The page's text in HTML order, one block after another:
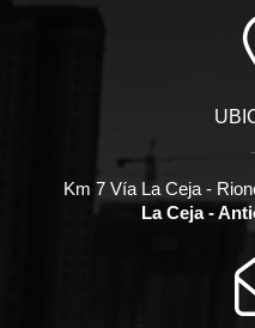
Km 7 Vía La Ceja -
La Ceja -